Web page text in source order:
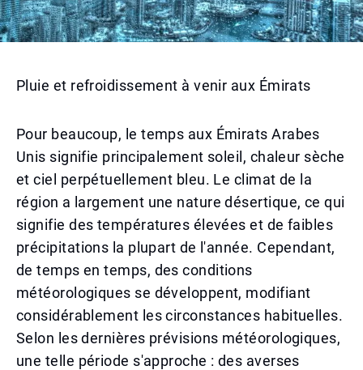
Pluie et refroidissement à venir aux Émirats
Pour beaucoup, le temps aux Émirats Arabes
Unis signifie principalement soleil, chaleur sèche
et ciel perpétuellement bleu. Le climat de la
région a largement une nature désertique, ce qui
signifie des températures élevées et de faibles
précipitations la plupart de l'année. Cependant,
de temps en temps, des conditions
météorologiques se développent, modifiant
considérablement les circonstances habituelles.
Selon les dernières prévisions météorologiques,
une telle période s'approche : des averses